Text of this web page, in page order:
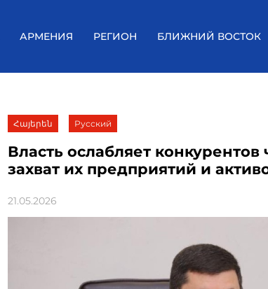
АРМЕНИЯ РЕГИОН БЛИЖНИЙ ВОСТОК
Հայերեն Русский
Власть ослабляет
захват их предприятий и
21.05.2026